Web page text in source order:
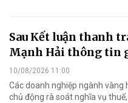
Sau Kết luận thanh
Mạnh Hải thông tin
10/08/2026 11:00
Các doanh nghiệp ngành
chủ động rà soát nghĩa vụ